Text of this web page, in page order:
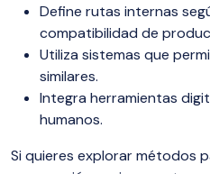
Define rutas internas
compatibilidad de
Utiliza sistemas que
similares.
Integra herramientas
humanos.
Si quieres explorar métodos